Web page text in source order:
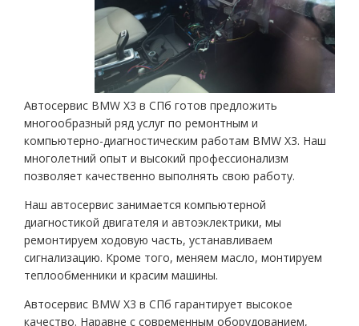
Автосервис BMW X3 в СПб готов предложить
многообразный ряд услуг по ремонтным и
компьютерно-диагностическим работам BMW X3. Наш
многолетний опыт и высокий профессионализм
позволяет качественно выполнять свою работу.
Наш автосервис занимается компьютерной
диагностикой двигателя и автоэклектрики, мы
ремонтируем ходовую часть, устанавливаем
сигнализацию. Кроме того, меняем масло, монтируем
теплообменники и красим машины.
Автосервис BMW X3 в СПб гарантирует высокое
качество. Наравне с современным оборудованием,